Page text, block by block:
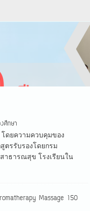
ศึกษา
ดยความควบคุมของ
ตรรับรองโดยกรม
าธารณสุข โรงเรียนใน
Massage 150